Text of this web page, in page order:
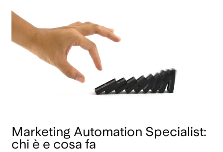
Marketing Automation Specialist:
chi è e cosa fa